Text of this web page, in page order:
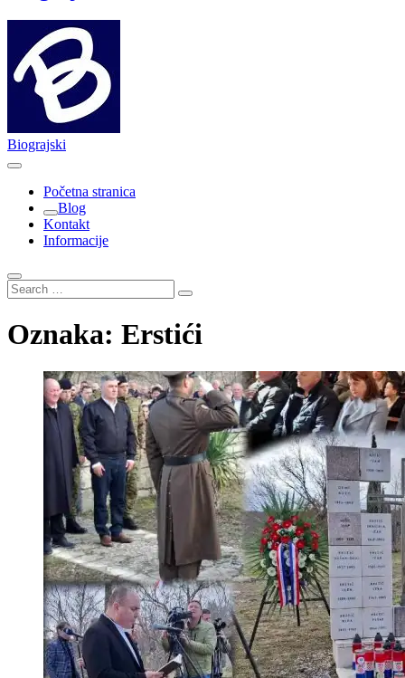
Biograjski
Početna stranica
Blog
Kontakt
Informacije
Search
…
Oznaka: Erstići